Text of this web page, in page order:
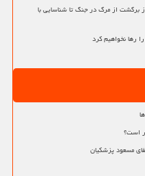
برگشت از مرگ در جنگ تا شناسایی با
رها نخواهیم کرد
است؟